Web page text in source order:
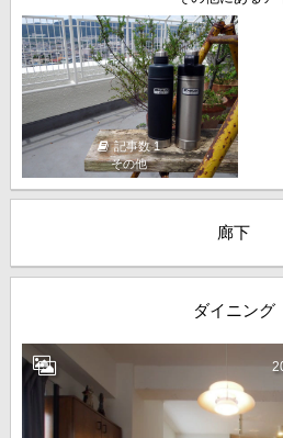
記事数 1
その他
廊下
ダイニング